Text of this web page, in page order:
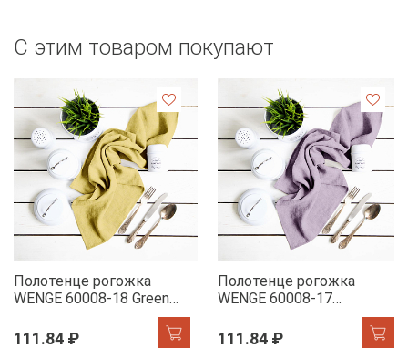
С этим товаром покупают
Полотенце рогожка
WENGE 60008-18 Green
111.84 ₽
Полотенце рогожка
WENGE 60008-17
111.84 ₽